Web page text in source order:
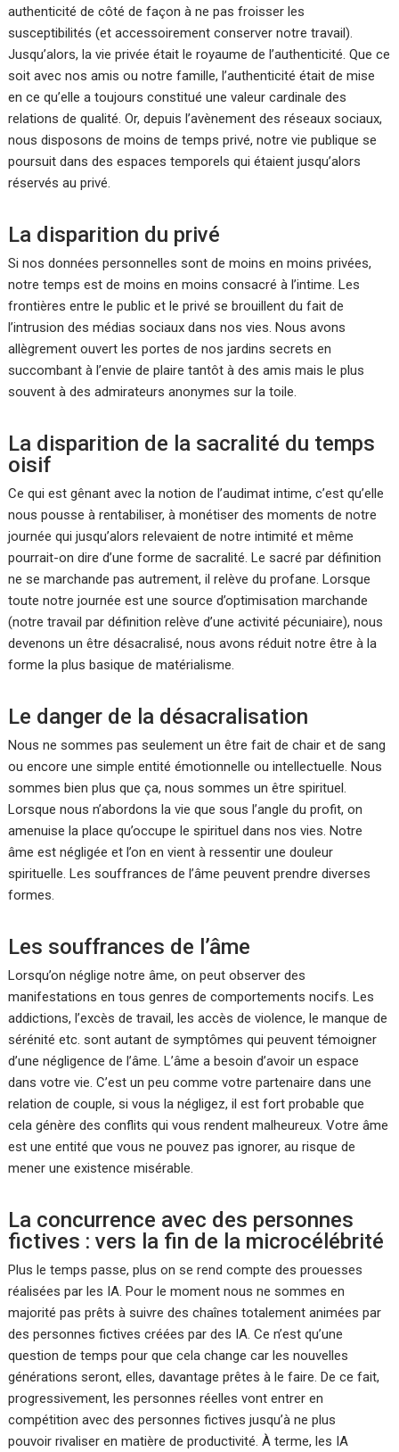
authenticité de côté de façon à ne pas froisser les
susceptibilités (et accessoirement conserver notre travail).
Jusqu’alors, la vie privée était le royaume de l’authenticité. Que ce
soit avec nos amis ou notre famille, l’authenticité était de mise
en ce qu’elle a toujours constitué une valeur cardinale des
relations de qualité. Or, depuis l’avènement des réseaux sociaux,
nous disposons de moins de temps privé, notre vie publique se
poursuit dans des espaces temporels qui étaient jusqu’alors
réservés au privé.
La disparition du privé
Si nos données personnelles sont de moins en moins privées,
notre temps est de moins en moins consacré à l’intime. Les
frontières entre le public et le privé se brouillent du fait de
l’intrusion des médias sociaux dans nos vies. Nous avons
allègrement ouvert les portes de nos jardins secrets en
succombant à l’envie de plaire tantôt à des amis mais le plus
souvent à des admirateurs anonymes sur la toile.
La disparition de la sacralité du temps
oisif
Ce qui est gênant avec la notion de l’audimat intime, c’est qu’elle
nous pousse à rentabiliser, à monétiser des moments de notre
journée qui jusqu’alors relevaient de notre intimité et même
pourrait-on dire d’une forme de sacralité. Le sacré par définition
ne se marchande pas autrement, il relève du profane. Lorsque
toute notre journée est une source d’optimisation marchande
(notre travail par définition relève d’une activité pécuniaire), nous
devenons un être désacralisé, nous avons réduit notre être à la
forme la plus basique de matérialisme.
Le danger de la désacralisation
Nous ne sommes pas seulement un être fait de chair et de sang
ou encore une simple entité émotionnelle ou intellectuelle. Nous
sommes bien plus que ça, nous sommes un être spirituel.
Lorsque nous n’abordons la vie que sous l’angle du profit, on
amenuise la place qu’occupe le spirituel dans nos vies. Notre
âme est négligée et l’on en vient à ressentir une douleur
spirituelle. Les souffrances de l’âme peuvent prendre diverses
formes.
Les souffrances de l’âme
Lorsqu’on néglige notre âme, on peut observer des
manifestations en tous genres de comportements nocifs. Les
addictions, l’excès de travail, les accès de violence, le manque de
sérénité etc. sont autant de symptômes qui peuvent témoigner
d’une négligence de l’âme. L’âme a besoin d’avoir un espace
dans votre vie. C’est un peu comme votre partenaire dans une
relation de couple, si vous la négligez, il est fort probable que
cela génère des conflits qui vous rendent malheureux. Votre âme
est une entité que vous ne pouvez pas ignorer, au risque de
mener une existence misérable.
La concurrence avec des personnes
fictives : vers la fin de la microcélébrité
Plus le temps passe, plus on se rend compte des prouesses
réalisées par les IA. Pour le moment nous ne sommes en
majorité pas prêts à suivre des chaînes totalement animées par
des personnes fictives créées par des IA. Ce n’est qu’une
question de temps pour que cela change car les nouvelles
générations seront, elles, davantage prêtes à le faire. De ce fait,
progressivement, les personnes réelles vont entrer en
compétition avec des personnes fictives jusqu’à ne plus
pouvoir rivaliser en matière de productivité. À terme, les IA